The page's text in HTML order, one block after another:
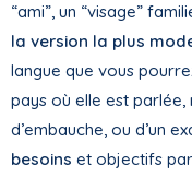
“ami”, un “visage”
la version la plus
langue que vous
pays où elle est parlée,
d’embauche, ou d’un
besoins et objectifs